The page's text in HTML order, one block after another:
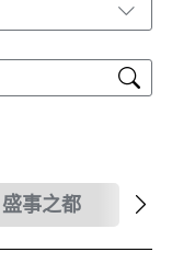
盛事之都